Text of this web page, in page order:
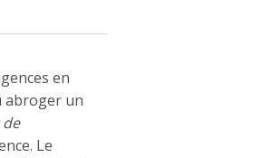
en
abroger un
Le